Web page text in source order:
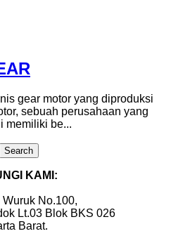
gear motor yang diproduksi
sebuah perusahaan yang
memiliki be...
Search
KAMI:
No.100,
Lt.03 Blok BKS 026
Barat.